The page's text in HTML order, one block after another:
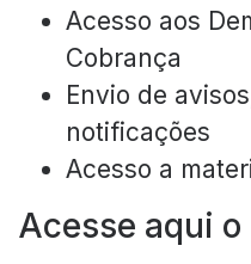
NEGÓCIOS
Negócios Aéreos
Real Estate
Comercial
Espaço para Eventos
Acesso aos
Cobrança
Envio de
notificações
Acesso a
Acesse aqui